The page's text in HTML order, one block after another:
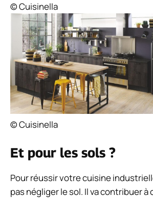
© Cuisinella
© Cuisinella
Et pour les sols ?
Pour réussir votre cuisine
pas négliger le sol. Il va contribuer à